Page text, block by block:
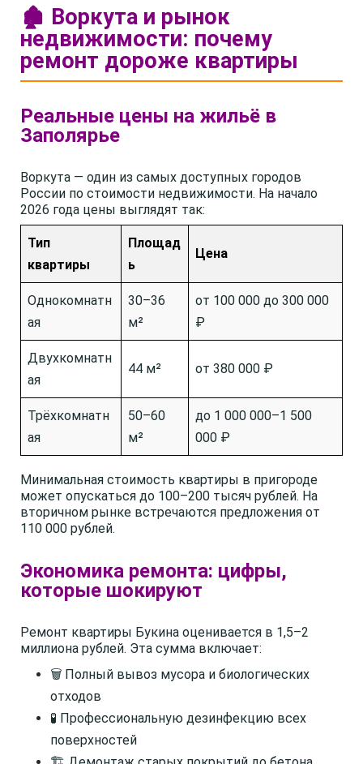
🏚️ Воркута и рынок
недвижимости: почему
ремонт дороже квартиры
Реальные цены на жильё в
Заполярье
Воркута — один из самых доступных городов
России по стоимости недвижимости. На начало
2026 года цены выглядят так:
Тип
квартиры
Площад
ь
Цена
Однокомнатн
ая
30–36
м²
от 100 000 до 300 000
₽
Двухкомнатн
ая
44 м² от 380 000 ₽
Трёхкомнатн
ая
50–60
м²
до 1 000 000–1 500
000 ₽
Минимальная стоимость квартиры в пригороде
может опускаться до 100–200 тысяч рублей. На
вторичном рынке встречаются предложения от
110 000 рублей.
Экономика ремонта: цифры,
которые шокируют
Ремонт квартиры Букина оценивается в 1,5–2
миллиона рублей. Эта сумма включает:
🗑️ Полный вывоз мусора и биологических
отходов
🧪 Профессиональную дезинфекцию всех
поверхностей